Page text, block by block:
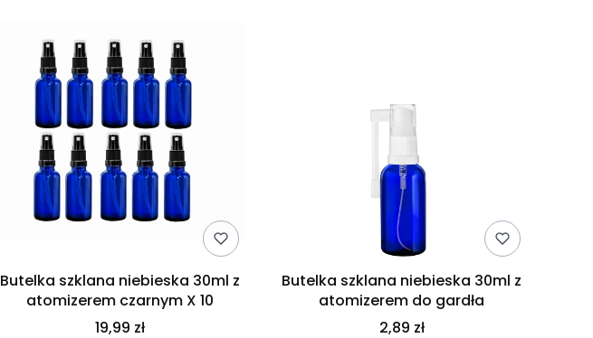
Butelka szklana niebieska 30ml z
atomizerem czarnym X 10
19,99 zł
Butelka szklana niebieska 30ml z
atomizerem do gardła
2,89 zł